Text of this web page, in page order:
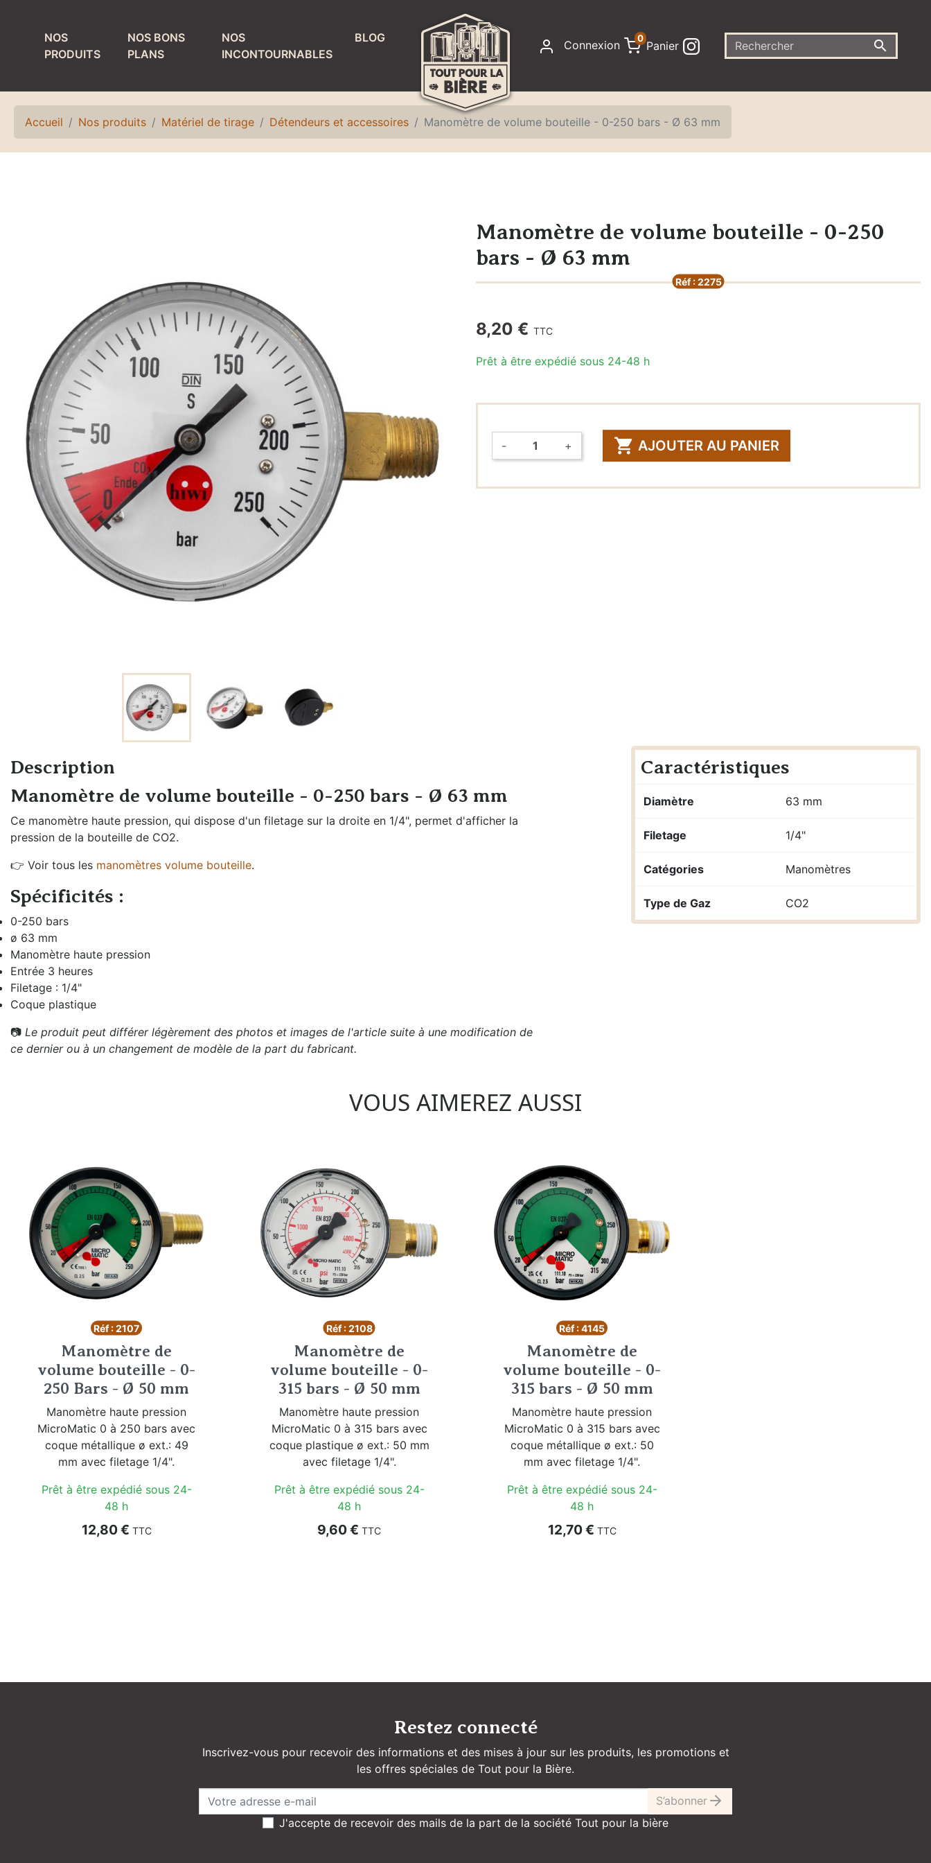

Connexion 0
Panier
NOS
PRODUITS
Colonnes
Détendeurs et
Refroidisseurs
de moûts et
serpentins
Robinets
Têtes de fût
Tireuses à bière
NETTOYAGE
Bacs de lavage et
nettoyage
Produits de nettoyage
Têtes de lavage
ÉTANCHÉITÉ
Accessoires
DMFit)
Tuyaux
Vannes
BRASSAGE ET
FERMENTATION
Accessoires
pour cuves
plongeurs
Mesure de
pression
Moulins à malt
Remplissage fût
et bouteille
THERMORÉGULATION
Aérothermes
température et
accessoires
Groupes froids et
accessoires
Oxygénation et
NOS BONS
PLANS
NOS
INCONTOURNABLES
BLOG
Accueil Nos produits Matériel de tirage Détendeurs et accessoires Manomètre de volume bouteille - 0-250 bars - Ø 63 mm
Manomètre de volume bouteille - 0-250
bars - Ø 63 mm
Réf : 2275
8,20 € TTC
Prêt à être expédié sous 24-48 h
Quantité
- +  AJOUTER AU PANIER
Description
Manomètre de volume bouteille - 0-250 bars - Ø 63 mm
Ce manomètre haute pression, qui dispose d'un filetage sur la droite en 1/4", permet d'afficher la
pression de la bouteille de CO2.
👉 Voir tous les manomètres volume bouteille.
Spécificités :
0-250 bars
ø 63 mm
Manomètre haute pression
Entrée 3 heures
Filetage : 1/4"
Coque plastique
📷 Le produit peut différer légèrement des photos et images de l'article suite à une modification de
ce dernier ou à un changement de modèle de la part du fabricant.
Caractéristiques
Diamètre 63 mm
Filetage 1/4"
Catégories Manomètres
Type de Gaz CO2
VOUS AIMEREZ AUSSI
Réf : 2107
Manomètre de
volume bouteille - 0-
250 Bars - Ø 50 mm
Manomètre haute pression
MicroMatic 0 à 250 bars avec
coque métallique ø ext.: 49
mm avec filetage 1/4".
Prêt à être expédié sous 24-
48 h
Prix
12,80 € TTC
Réf : 2108
Manomètre de
volume bouteille - 0-
315 bars - Ø 50 mm
Manomètre haute pression
MicroMatic 0 à 315 bars avec
coque plastique ø ext.: 50 mm
avec filetage 1/4".
Prêt à être expédié sous 24-
48 h
Prix
9,60 € TTC
Réf : 4145
Manomètre de
volume bouteille - 0-
315 bars - Ø 50 mm
Manomètre haute pression
MicroMatic 0 à 315 bars avec
coque métallique ø ext.: 50
mm avec filetage 1/4".
Prêt à être expédié sous 24-
48 h
Prix
12,70 € TTC
Restez connecté
Inscrivez-vous pour recevoir des informations et des mises à jour sur les produits, les promotions et
les offres spéciales de Tout pour la Bière.
S’abonner
J'accepte de recevoir des mails de la part de la société Tout pour la bière